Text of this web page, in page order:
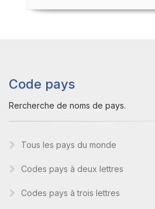
Code pays
Rercherche de noms de pays.
Tous les pays du monde
Codes pays à deux lettres
Codes pays à trois lettres